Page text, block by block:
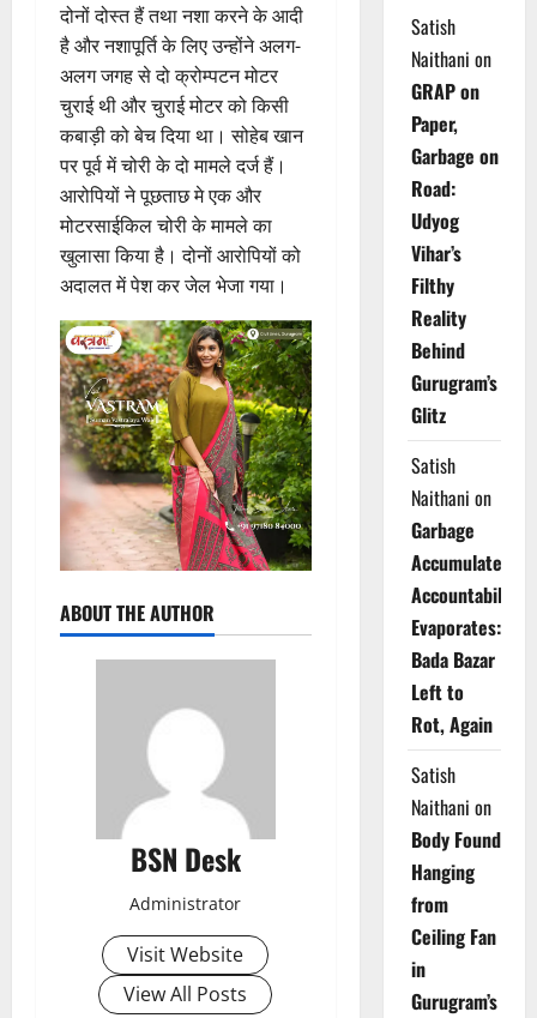
दोनों दोस्त हैं तथा नशा करने के आदी
है और नशापूर्ति के लिए उन्होंने अलग-
अलग जगह से दो क्रोम्पटन मोटर
चुराई थी और चुराई मोटर को किसी
कबाड़ी को बेच दिया था। सोहेब खान
पर पूर्व में चोरी के दो मामले दर्ज हैं।
आरोपियों ने पूछताछ मे एक और
मोटरसाईकिल चोरी के मामले का
खुलासा किया है। दोनों आरोपियों को
अदालत में पेश कर जेल भेजा गया।
ABOUT THE AUTHOR
BSN Desk
Administrator
Visit Website
View All Posts
Satish
Naithani on
GRAP on
Paper,
Garbage on
Road:
Udyog
Vihar’s
Filthy
Reality
Behind
Gurugram’s
Glitz
Satish
Naithani on
Garbage
Accumulates,
Accountability
Evaporates:
Bada Bazar
Left to
Rot, Again
Satish
Naithani on
Body Found
Hanging
from
Ceiling Fan
in
Gurugram’s